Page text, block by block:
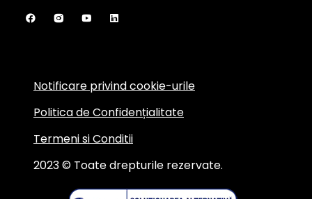
2023 © Toate drepturile rezervate.
Notificare privind cookie-urile
Politica de Confidențialitate
Termeni si Conditii